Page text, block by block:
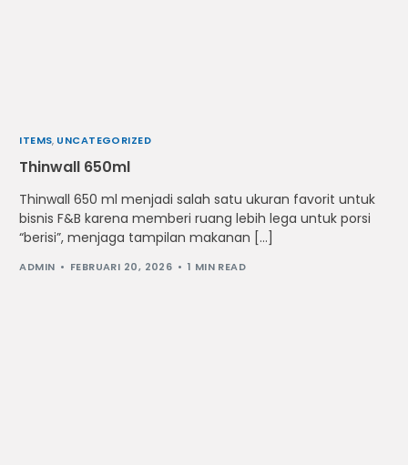
ITEMS, UNCATEGORIZED
Thinwall 650ml
Thinwall 650 ml menjadi salah satu ukuran favorit untuk
bisnis F&B karena memberi ruang lebih lega untuk porsi
“berisi”, menjaga tampilan makanan […]
ADMIN FEBRUARI 20, 2026 1 MIN READ